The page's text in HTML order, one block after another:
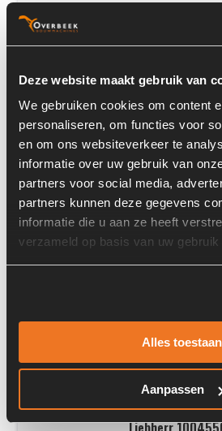
Deze website maakt gebruik van
We gebruiken cookies om content
personaliseren, om functies voor
en om ons websiteverkeer te
informatie over uw gebruik van
partners voor social media,
partners kunnen deze gegevens
informatie die u aan ze heeft
verzameld op basis van uw
Alles toestaan
Aanpassen
Prijs op aanvraag
Voorraad nummer: